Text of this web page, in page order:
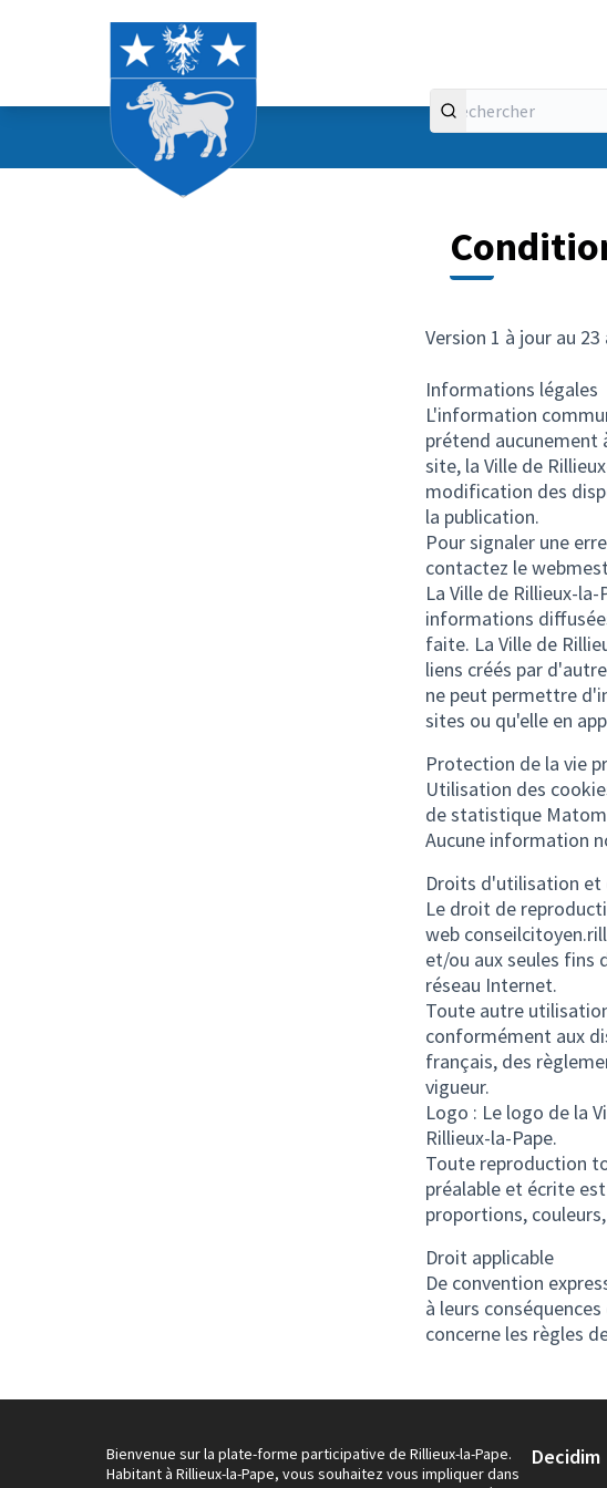
AccueilMenu principal
Version 1 à jour au
Informations légales
L'information
prétend aucunement
site, la Ville de
modification des
la publication.
Pour signaler une
contactez le
La Ville de Rillieux-
informations
faite. La Ville de
liens créés par
ne peut permettre
sites ou qu'elle en
Protection de la vie
Utilisation des
de statistique
Aucune information
Droits d'utilisation et
Le droit de
web
et/ou aux seules fins
réseau Internet.
Toute autre
conformément aux
français, des
vigueur.
Logo : Le logo de la
Rillieux-la-Pape.
Toute reproduction
préalable et écrite
proportions,
Droit applicable
De convention
à leurs
concerne les règles
Bienvenue sur la plate-forme participative de Rillieux-la-Pape.
Habitant à Rillieux-la-Pape, vous souhaitez vous impliquer dans
Decidim